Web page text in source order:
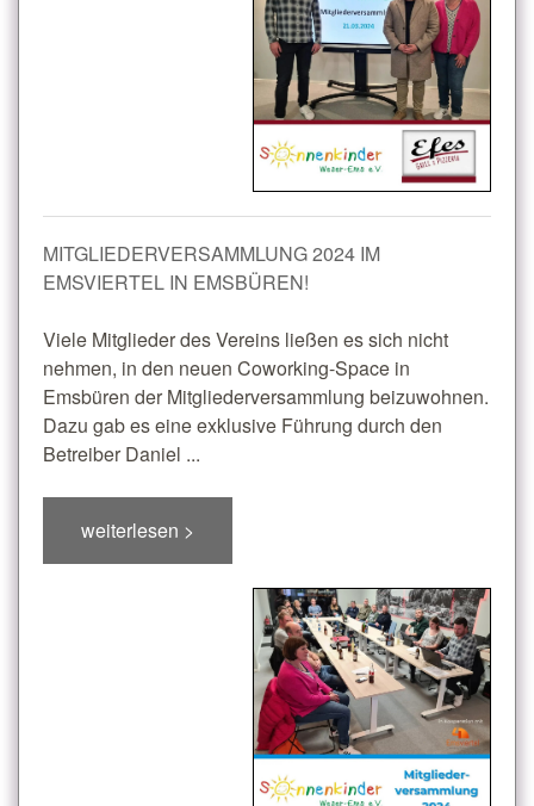
MITGLIEDERVERSAMMLUNG 2024 IM
EMSVIERTEL IN EMSBÜREN!
Viele Mitglieder des Vereins ließen es sich nicht
nehmen, in den neuen Coworking-Space in
Emsbüren der Mitgliederversammlung beizuwohnen.
Dazu gab es eine exklusive Führung durch den
Betreiber Daniel ...
weiterlesen >